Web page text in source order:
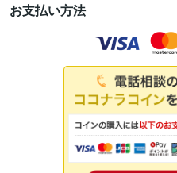
お支払い方法